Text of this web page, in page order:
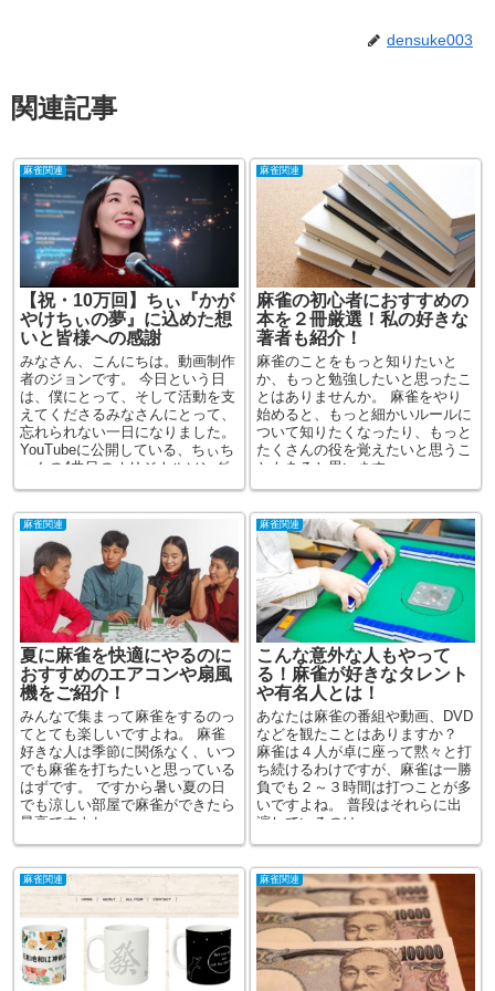
densuke003
関連記事
麻雀関連
【祝・10万回】ちぃ『かが
やけちぃの夢』に込めた想
いと皆様への感謝
みなさん、こんにちは。動画制作
者のジョンです。 今日という日
は、僕にとって、そして活動を支
えてくださるみなさんにとって、
忘れられない一日になりました。
YouTubeに公開している、ちぃち
ゃんの4曲目のオリジナルソング
麻雀関連
麻雀の初心者におすすめの
本を２冊厳選！私の好きな
著者も紹介！
麻雀のことをもっと知りたいと
か、もっと勉強したいと思ったこ
とはありませんか。 麻雀をやり
始めると、もっと細かいルールに
ついて知りたくなったり、もっと
たくさんの役を覚えたいと思うこ
ともあると思います。 ...
麻雀関連
夏に麻雀を快適にやるのに
おすすめのエアコンや扇風
機をご紹介！
みんなで集まって麻雀をするのっ
てとても楽しいですよね。 麻雀
好きな人は季節に関係なく、いつ
でも麻雀を打ちたいと思っている
はずです。 ですから暑い夏の日
でも涼しい部屋で麻雀ができたら
最高ですよね。 ...
麻雀関連
こんな意外な人もやって
る！麻雀が好きなタレント
や有名人とは！
あなたは麻雀の番組や動画、DVD
などを観たことはありますか？
麻雀は４人が卓に座って黙々と打
ち続けるわけですが、麻雀は一勝
負でも２～３時間は打つことが多
いですよね。 普段はそれらに出
演しているのは...
麻雀関連 麻雀関連